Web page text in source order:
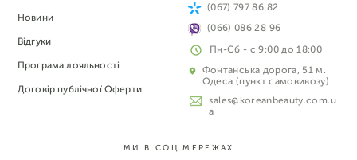
Новини
Відгуки
Програма лояльності
Договір публічної Оферти
(067) 797 86 82
(066) 086 28 96
Пн-Сб - с 9:00 до 18:00
Фонтанська дорога, 51 м.
Одеса (пункт самовивозу)
sales@koreanbeauty.com.u
a
МИ В СОЦ.МЕРЕЖАХ